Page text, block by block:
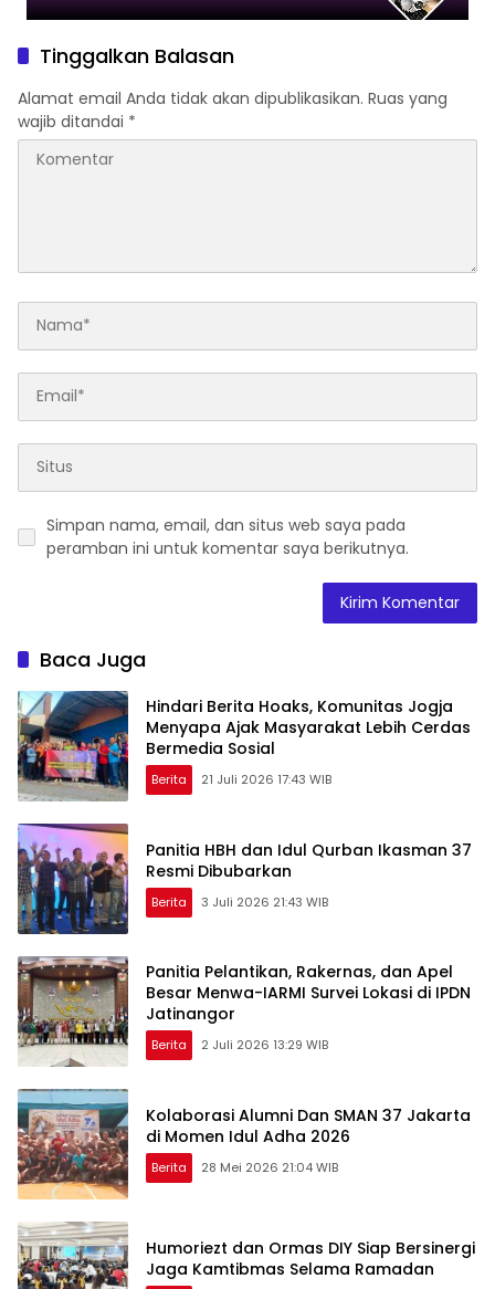
Tinggalkan Balasan
Alamat email Anda tidak akan dipublikasikan. Ruas yang
wajib ditandai *
Simpan nama, email, dan situs web saya pada
peramban ini untuk komentar saya berikutnya.
Baca Juga
Hindari Berita Hoaks, Komunitas Jogja
Menyapa Ajak Masyarakat Lebih Cerdas
Bermedia Sosial
Berita 21 Juli 2026 17:43 WIB
Panitia HBH dan Idul Qurban Ikasman 37
Resmi Dibubarkan
Berita 3 Juli 2026 21:43 WIB
Panitia Pelantikan, Rakernas, dan Apel
Besar Menwa-IARMI Survei Lokasi di IPDN
Jatinangor
Berita 2 Juli 2026 13:29 WIB
Kolaborasi Alumni Dan SMAN 37 Jakarta
di Momen Idul Adha 2026
Berita 28 Mei 2026 21:04 WIB
Humoriezt dan Ormas DIY Siap Bersinergi
Jaga Kamtibmas Selama Ramadan